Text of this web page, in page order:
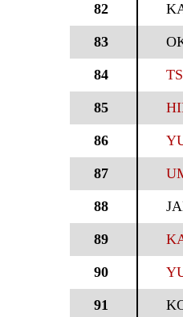
82
83
84
85
86
87
88
89
90
91